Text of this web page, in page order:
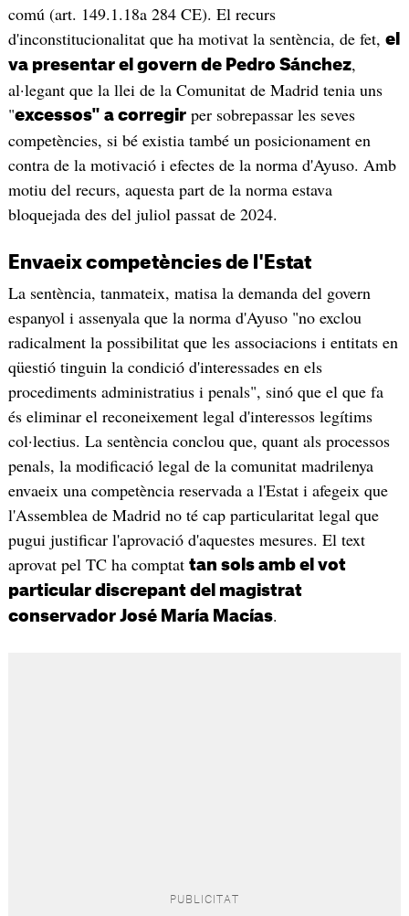
comú (art. 149.1.18a 284 CE). El recurs
d'inconstitucionalitat que ha motivat la sentència, de fet, el
va presentar el govern de Pedro Sánchez,
al·legant que la llei de la Comunitat de Madrid tenia uns
"excessos" a corregirper sobrepassar les seves
competències, si bé existia també un posicionament en
contra de la motivació i efectes de la norma d'Ayuso. Amb
motiu del recurs, aquesta part de la norma estava
bloquejada des del juliol passat de 2024.
Envaeix competències de l'Estat
La sentència, tanmateix, matisa la demanda del govern
espanyol i assenyala que la norma d'Ayuso "no exclou
radicalment la possibilitat que les associacions i entitats en
qüestió tinguin la condició d'interessades en els
procediments administratius i penals", sinó que el que fa
és eliminar el reconeixement legal d'interessos legítims
col·lectius. La sentència conclou que, quant als processos
penals, la modificació legal de la comunitat madrilenya
envaeix una competència reservada a l'Estat i afegeix que
l'Assemblea de Madrid no té cap particularitat legal que
pugui justificar l'aprovació d'aquestes mesures. El text
aprovat pel TC ha comptat tan sols amb el vot
particular discrepant del magistrat
conservador José María Macías.